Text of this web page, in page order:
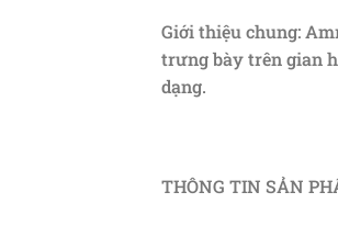
Giới thiệu chung:
trưng bày trên gian
dạng.
THÔNG TIN SẢN